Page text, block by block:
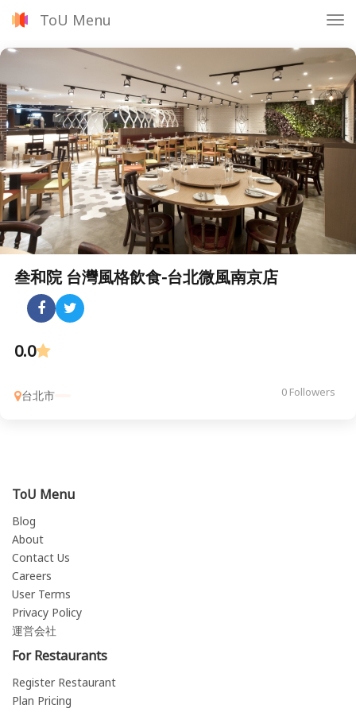
ToU Menu
叁和院 台灣風格飲食-台北微風南京店
0.0
台北市 0 Followers
ToU Menu
Blog
About
Contact Us
Careers
User Terms
Privacy Policy
運営会社
For Restaurants
Register Restaurant
Plan Pricing